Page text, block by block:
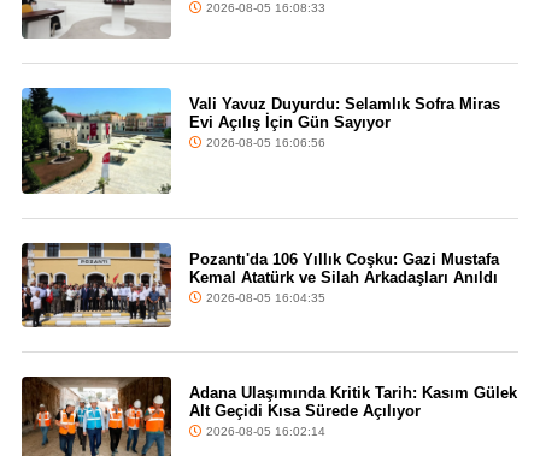
2026-08-05 16:08:33
Vali Yavuz Duyurdu: Selamlık Sofra Miras
Evi Açılış İçin Gün Sayıyor
2026-08-05 16:06:56
Pozantı'da 106 Yıllık Coşku: Gazi Mustafa
Kemal Atatürk ve Silah Arkadaşları Anıldı
2026-08-05 16:04:35
Adana Ulaşımında Kritik Tarih: Kasım Gülek
Alt Geçidi Kısa Sürede Açılıyor
2026-08-05 16:02:14